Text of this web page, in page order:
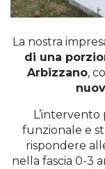
La nostra
di una
Arbizzano,
funzionale e
rispondere
nella fascia 0-3